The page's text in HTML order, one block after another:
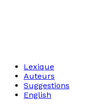
Lexique
Auteurs
Suggestions
English